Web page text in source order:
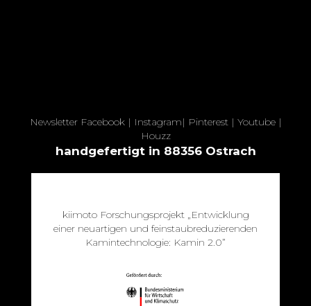
Newsletter Facebook| Instagram| Pinterest| Youtube|
Houzz
handgefertigt in 88356 Ostrach
kiimoto Forschungsprojekt „Entwicklung
einer neuartigen und feinstaubreduzierenden
Kamintechnologie: Kamin 2.0”